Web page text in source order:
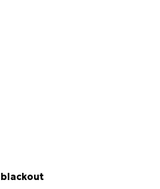
blackout